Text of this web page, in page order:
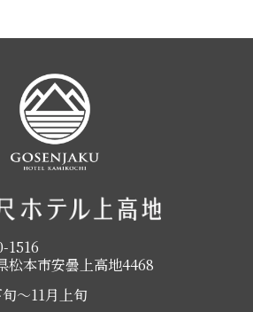
1516
松本市安曇上高地4468
～11月上旬